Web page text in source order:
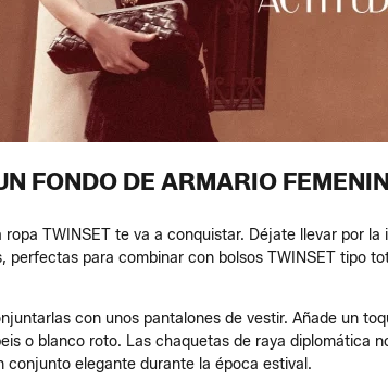
FONDO DE ARMARIO
TWINSET te va a conquistar. Déjate llevar por
para combinar con bolsos TWINSET tipo
con unos pantalones de vestir. Añade un
o blanco roto. Las chaquetas de raya diplomática
conjunto elegante durante la época estival.